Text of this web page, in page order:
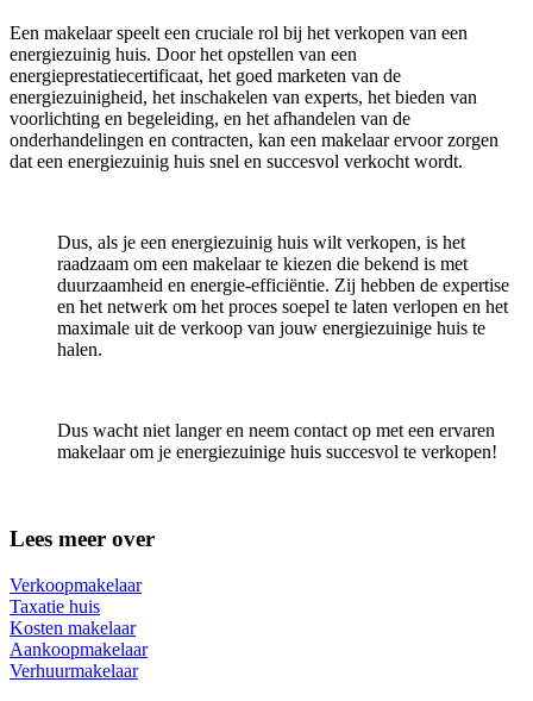
Een makelaar speelt een cruciale rol bij het verkopen van een
energiezuinig huis. Door het opstellen van een
energieprestatiecertificaat, het goed marketen van de
energiezuinigheid, het inschakelen van experts, het bieden van
voorlichting en begeleiding, en het afhandelen van de
onderhandelingen en contracten, kan een makelaar ervoor zorgen
dat een energiezuinig huis snel en succesvol verkocht wordt.
Dus, als je een energiezuinig huis wilt verkopen, is het
raadzaam om een makelaar te kiezen die bekend is met
duurzaamheid en energie-efficiëntie. Zij hebben de expertise
en het netwerk om het proces soepel te laten verlopen en het
maximale uit de verkoop van jouw energiezuinige huis te
halen.
Dus wacht niet langer en neem contact op met een ervaren
makelaar om je energiezuinige huis succesvol te verkopen!
Lees meer over
Verkoopmakelaar
Taxatie huis
Kosten makelaar
Aankoopmakelaar
Verhuurmakelaar